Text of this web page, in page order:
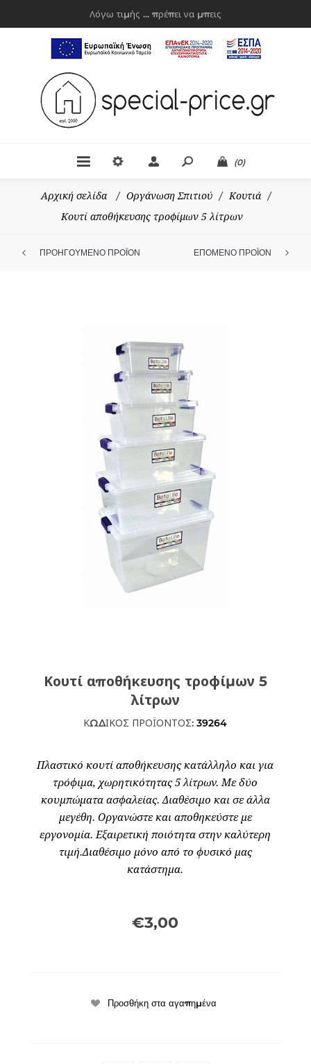
Λόγω τιμής ... πρέπει να μπεις
(0)
Αρχική σελίδα / Οργάνωση Σπιτιού / Κουτιά
/
Κουτί αποθήκευσης τροφίμων 5 λίτρων
ΠΡΟΗΓΟΥΜΕΝΟ ΠΡΟΪΟΝ ΕΠΟΜΕΝΟ ΠΡΟΪΟΝ
Κουτί αποθήκευσης τροφίμων 5
λίτρων
ΚΩΔΙΚΟΣ ΠΡΟΪΟΝΤΟΣ: 39264
Πλαστικό κουτί αποθήκευσης κατάλληλο και για
τρόφιμα, χωρητικότητας 5 λίτρων. Με δύο
κουμπώματα ασφαλείας. Διαθέσιμο και σε άλλα
μεγέθη. Οργανώστε και αποθηκεύστε με
εργονομία. Εξαιρετική ποιότητα στην καλύτερη
τιμή.Διαθέσιμο μόνο από το φυσικό μας
κατάστημα.
€3,00